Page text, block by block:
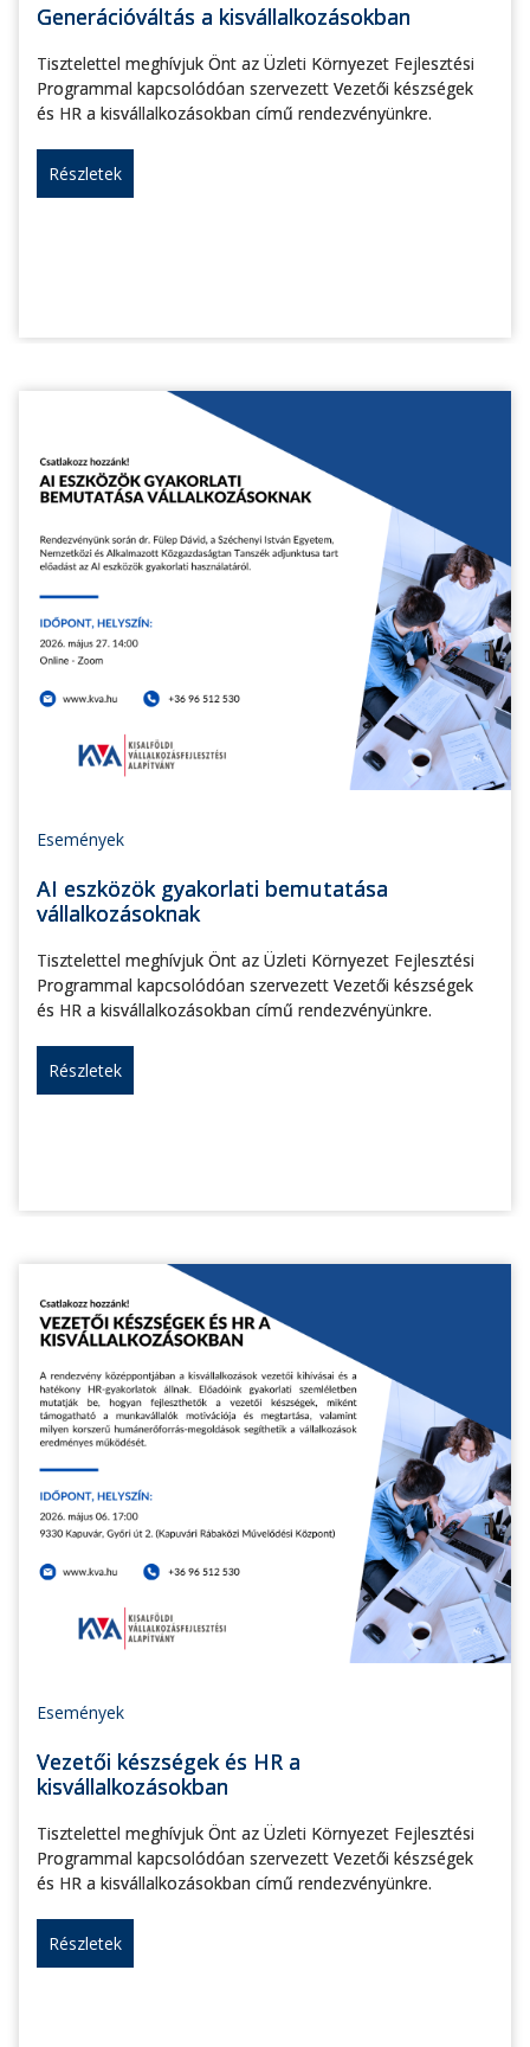
Generációváltás a kisvállalkozásokban
Tisztelettel meghívjuk Önt az Üzleti Környezet Fejlesztési
Programmal kapcsolódóan szervezett Vezetői készségek
és HR a kisvállalkozásokban című rendezvényünkre.
Részletek
Események
AI eszközök gyakorlati bemutatása
vállalkozásoknak
Tisztelettel meghívjuk Önt az Üzleti Környezet Fejlesztési
Programmal kapcsolódóan szervezett Vezetői készségek
és HR a kisvállalkozásokban című rendezvényünkre.
Részletek
Események
Vezetői készségek és HR a
kisvállalkozásokban
Tisztelettel meghívjuk Önt az Üzleti Környezet Fejlesztési
Programmal kapcsolódóan szervezett Vezetői készségek
és HR a kisvállalkozásokban című rendezvényünkre.
Részletek